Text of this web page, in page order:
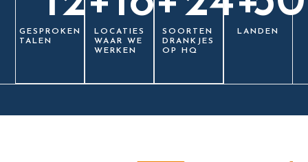
GESPROKEN
TALEN
LOCATIES
WAAR WE
WERKEN
SOORTEN
DRANKJES
OP HQ
LANDEN